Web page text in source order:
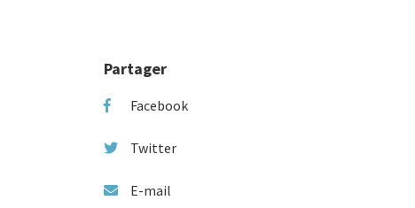
Partager
Facebook
Twitter
E-mail